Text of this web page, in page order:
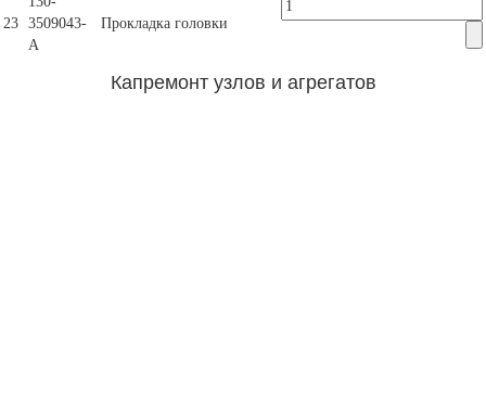
23 3509043-
А
Прокладка головки
Капремонт узлов и агрегатов